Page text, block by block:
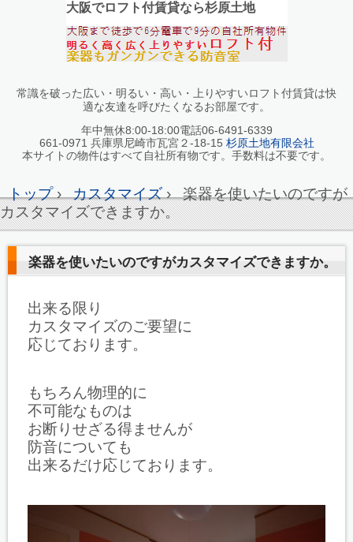
大阪でロフト付賃貸なら杉原土地
常識を破った広い・明るい・高い・上りやすいロフト付賃貸は快
適な友達を呼びたくなるお部屋です。
年中無休8:00-18:00電話06-6491-6339
661-0971 兵庫県尼崎市瓦宮２-18-15 杉原土地有限会社
本サイトの物件はすべて自社所有物です。手数料は不要です。
トップ› カスタマイズ› 楽器を使いたいのですが
カスタマイズできますか。
楽器を使いたいのですがカスタマイズできますか。
出来る限り
カスタマイズのご要望に
応じております。
もちろん物理的に
不可能なものは
お断りせざる得ませんが
防音についても
出来るだけ応じております。